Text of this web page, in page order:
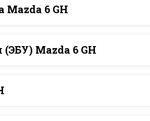
Mazda 6 GH
Mazda 6 GH